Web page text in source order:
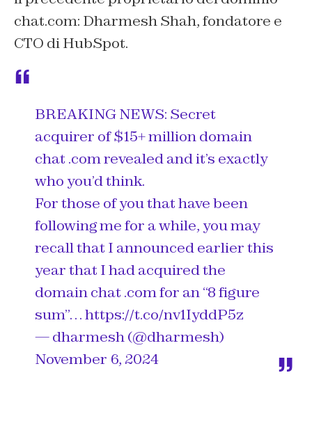
chat.com: Dharmesh Shah, fondatore e
CTO di HubSpot.
BREAKING NEWS: Secret
acquirer of $15+ million domain
chat .com revealed and it’s exactly
who you’d think.
For those of you that have been
following me for a while, you may
recall that I announced earlier this
year that I had acquired the
domain chat .com for an “8 figure
sum”…https://t.co/nv1IyddP5z
— dharmesh (@dharmesh)
November 6, 2024